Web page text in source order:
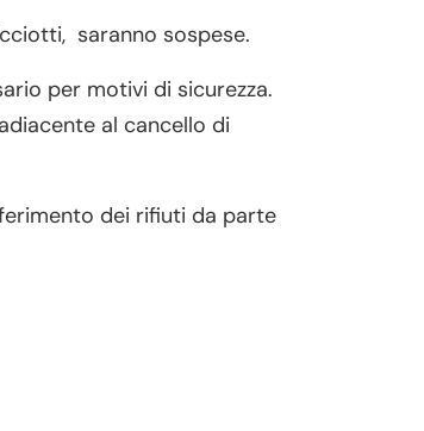
saranno sospese.
per motivi di sicurezza.
al cancello di
dei rifiuti da parte